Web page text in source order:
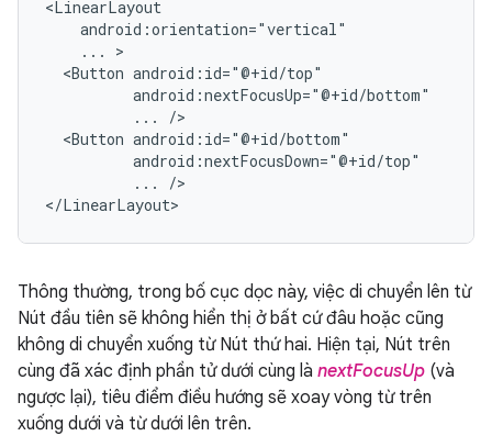
...
<Button
...
<Button
...
/>
</LinearLayout>
Thông thường, trong bố cục dọc này, việc di chuyển lên từ
Nút đầu tiên sẽ không hiển thị ở bất cứ đâu hoặc cũng
không di chuyển xuống từ Nút thứ hai. Hiện tại, Nút trên
cùng đã xác định phần tử dưới cùng là nextFocusUp (và
ngược lại), tiêu điểm điều hướng sẽ xoay vòng từ trên
xuống dưới và từ dưới lên trên.